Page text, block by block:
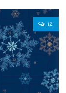
12